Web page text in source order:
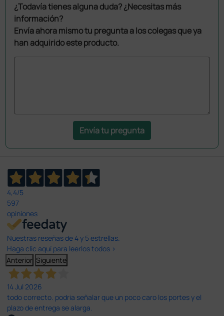
¿Todavía tienes alguna duda? ¿Necesitas más
información?
Envía ahora mismo tu pregunta a los colegas que ya
han adquirido este producto.
Envía tu pregunta
4,4/5
597
opiniones
Nuestras reseñas de 4 y 5 estrellas.
Haga clic aquí para leerlos todos >
Anterior Siguiente
14 Jul 2026
todo correcto. podria señalar que un poco caro los portes y el
plazo de entrega se alarga.